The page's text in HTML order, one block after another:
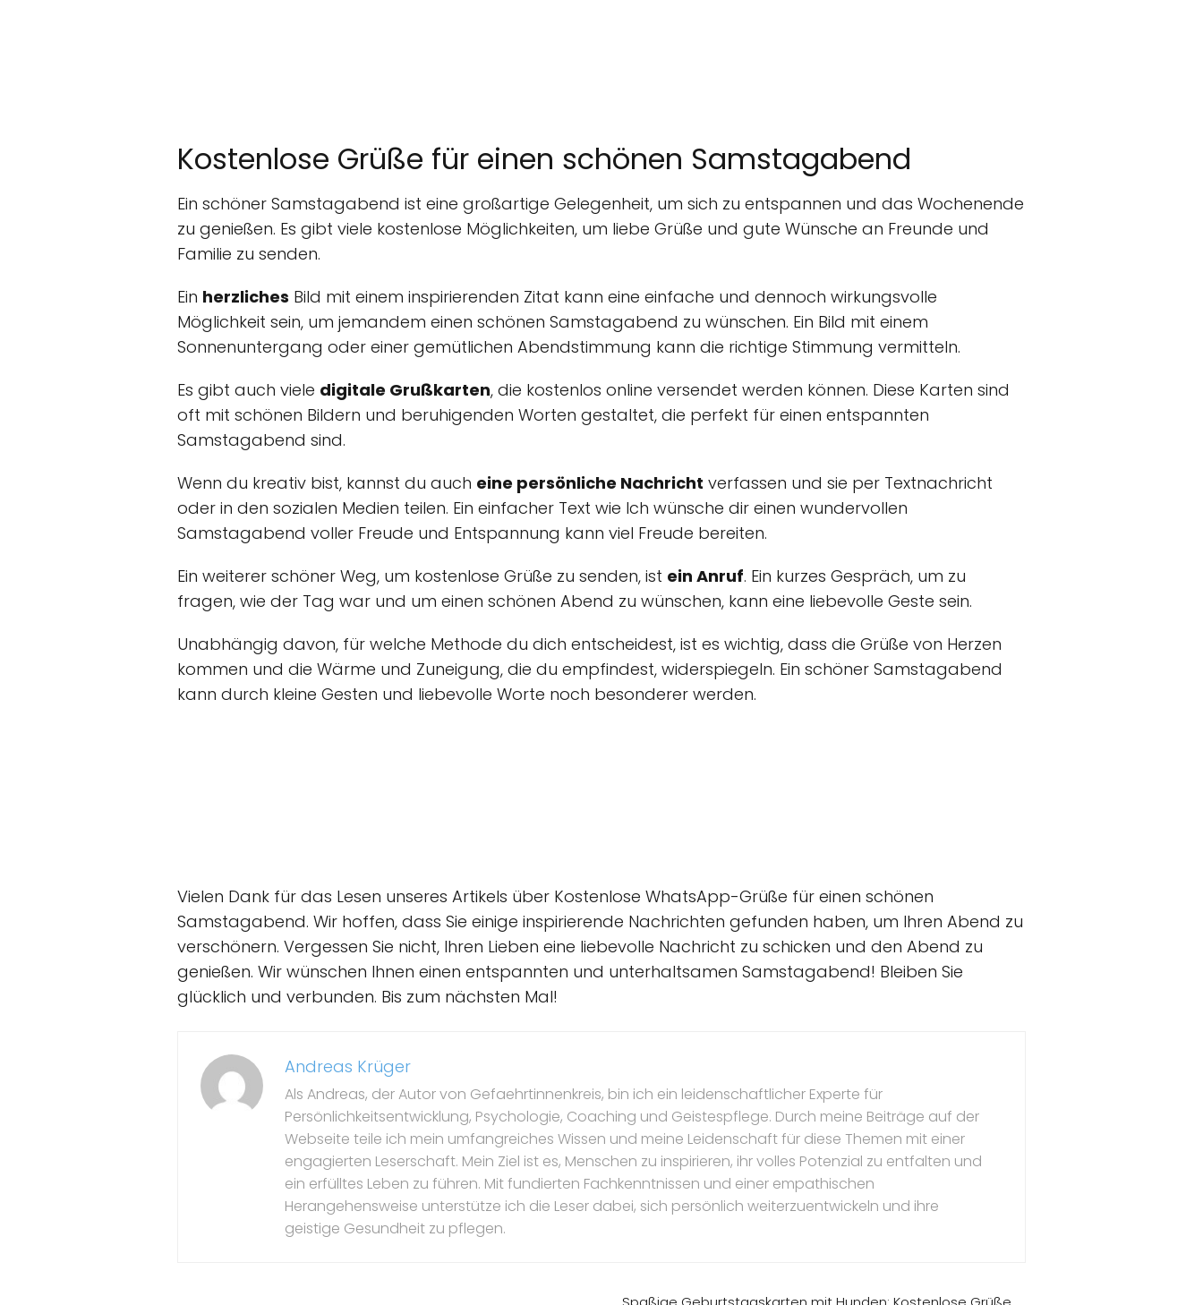
Kostenlose Grüße für einen schönen Samstagabend
Ein schöner Samstagabend ist eine großartige Gelegenheit, um sich zu entspannen und das Wochenende
zu genießen. Es gibt viele kostenlose Möglichkeiten, um liebe Grüße und gute Wünsche an Freunde und
Familie zu senden.
Ein herzliches Bild mit einem inspirierenden Zitat kann eine einfache und dennoch wirkungsvolle
Möglichkeit sein, um jemandem einen schönen Samstagabend zu wünschen. Ein Bild mit einem
Sonnenuntergang oder einer gemütlichen Abendstimmung kann die richtige Stimmung vermitteln.
Es gibt auch viele digitale Grußkarten, die kostenlos online versendet werden können. Diese Karten sind
oft mit schönen Bildern und beruhigenden Worten gestaltet, die perfekt für einen entspannten
Samstagabend sind.
Wenn du kreativ bist, kannst du auch eine persönliche Nachricht verfassen und sie per Textnachricht
oder in den sozialen Medien teilen. Ein einfacher Text wie Ich wünsche dir einen wundervollen
Samstagabend voller Freude und Entspannung kann viel Freude bereiten.
Ein weiterer schöner Weg, um kostenlose Grüße zu senden, ist ein Anruf. Ein kurzes Gespräch, um zu
fragen, wie der Tag war und um einen schönen Abend zu wünschen, kann eine liebevolle Geste sein.
Unabhängig davon, für welche Methode du dich entscheidest, ist es wichtig, dass die Grüße von Herzen
kommen und die Wärme und Zuneigung, die du empfindest, widerspiegeln. Ein schöner Samstagabend
kann durch kleine Gesten und liebevolle Worte noch besonderer werden.
Vielen Dank für das Lesen unseres Artikels über Kostenlose WhatsApp-Grüße für einen schönen
Samstagabend. Wir hoffen, dass Sie einige inspirierende Nachrichten gefunden haben, um Ihren Abend zu
verschönern. Vergessen Sie nicht, Ihren Lieben eine liebevolle Nachricht zu schicken und den Abend zu
genießen. Wir wünschen Ihnen einen entspannten und unterhaltsamen Samstagabend! Bleiben Sie
glücklich und verbunden. Bis zum nächsten Mal!
Andreas Krüger
Als Andreas, der Autor von Gefaehrtinnenkreis, bin ich ein leidenschaftlicher Experte für
Persönlichkeitsentwicklung, Psychologie, Coaching und Geistespflege. Durch meine Beiträge auf der
Webseite teile ich mein umfangreiches Wissen und meine Leidenschaft für diese Themen mit einer
engagierten Leserschaft. Mein Ziel ist es, Menschen zu inspirieren, ihr volles Potenzial zu entfalten und
ein erfülltes Leben zu führen. Mit fundierten Fachkenntnissen und einer empathischen
Herangehensweise unterstütze ich die Leser dabei, sich persönlich weiterzuentwickeln und ihre
geistige Gesundheit zu pflegen.